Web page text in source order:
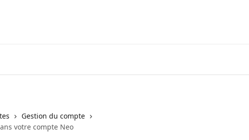
Gestion du compte
votre compte Neo